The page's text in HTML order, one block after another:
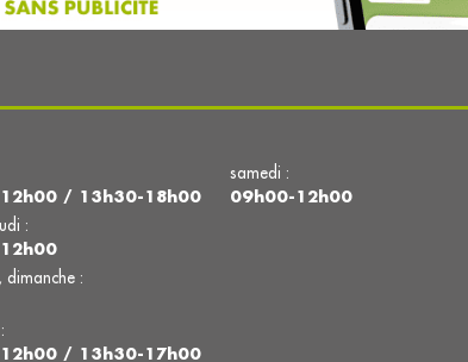
/ 13h30-18h00
:
dimanche :
/ 13h30-17h00
samedi :
09h00-12h00